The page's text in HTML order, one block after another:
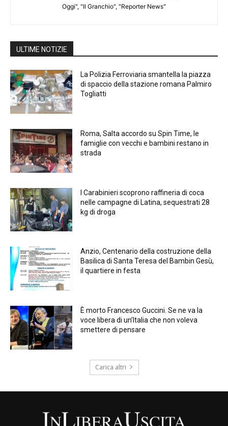
Oggi", "Il Granchio", "Reporter News"
ULTIME NOTIZIE
La Polizia Ferroviaria smantella la piazza
di spaccio della stazione romana Palmiro
Togliatti
Roma, Salta accordo su Spin Time, le
famiglie con vecchi e bambini restano in
strada
I Carabinieri scoprono raffineria di coca
nelle campagne di Latina, sequestrati 28
kg di droga
Anzio, Centenario della costruzione della
Basilica di Santa Teresa del Bambin Gesù,
il quartiere in festa
È morto Francesco Guccini. Se ne va la
voce libera di un’Italia che non voleva
smettere di pensare
Carica altri